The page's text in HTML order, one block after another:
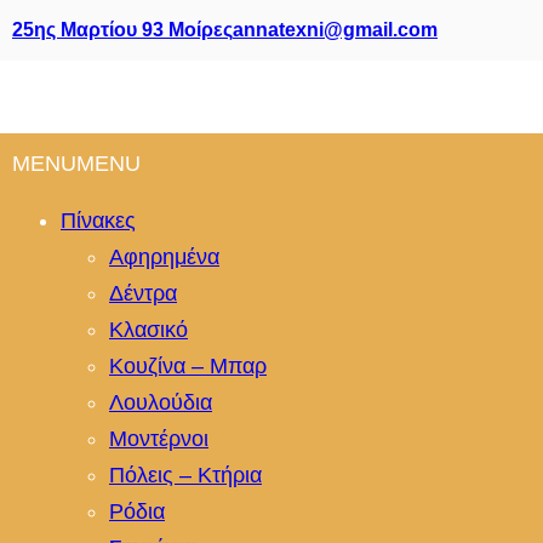
25ης Μαρτίου 93 Μοίρεςannatexni@gmail.com
MENUMENU
Πίνακες
Αφηρημένα
Δέντρα
Κλασικό
Κουζίνα – Μπαρ
Λουλούδια
Μοντέρνοι
Πόλεις – Κτήρια
Ρόδια